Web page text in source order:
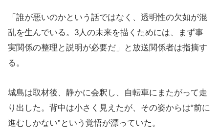
「誰が悪いのかという話ではなく、透明性の欠如が混
乱を生んでいる。3人の未来を描くためには、まず事
実関係の整理と説明が必要だ」と放送関係者は指摘す
る。
城島は取材後、静かに会釈し、自転車にまたがって走
り出した。背中は小さく見えたが、その姿からは“前に
進むしかない”という覚悟が漂っていた。